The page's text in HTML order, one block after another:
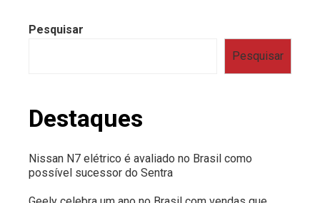
Pesquisar
Pesquisar
Destaques
Nissan N7 elétrico é avaliado no Brasil como
possível sucessor do Sentra